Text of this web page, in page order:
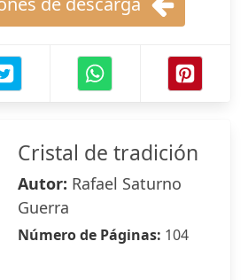
Cristal de tradición
Autor: Rafael Saturno
Guerra
Número de Páginas: 104